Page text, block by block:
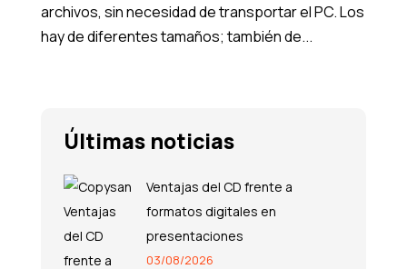
archivos, sin necesidad de transportar el PC. Los
hay de diferentes tamaños; también de...
Últimas noticias
Ventajas del CD frente a
formatos digitales en
presentaciones
03/08/2026